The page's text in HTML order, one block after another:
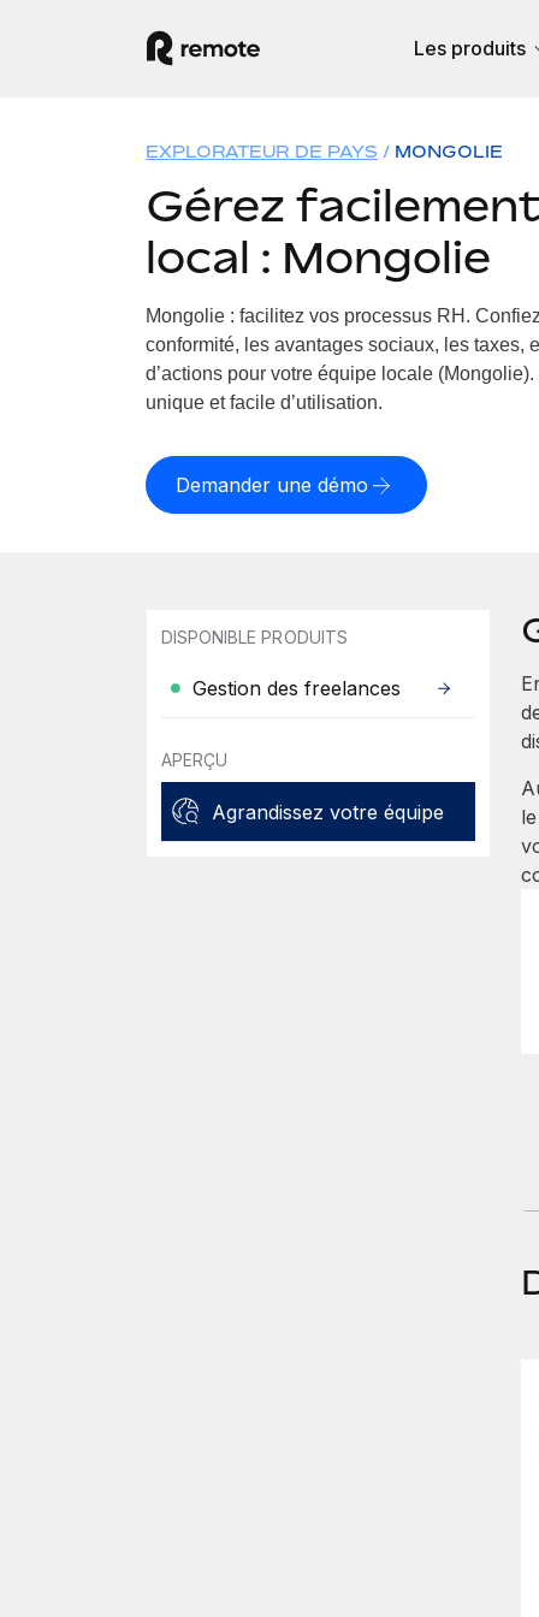
Les produits
EXPLORATEUR DE PAYS MONGOLIE
Gérez facilement
local : Mongolie
Mongolie : facilitez vos processus RH.
conformité, les avantages sociaux, les taxes,
d’actions pour votre équipe locale
unique et facile d’utilisation.
Demander une démo
DISPONIBLE PRODUITS
Gestion des freelances
APERÇU
Agrandissez votre équipe